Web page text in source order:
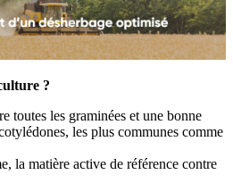
?
toutes les graminées et une bonne
les plus communes comme
la matière active de référence contre